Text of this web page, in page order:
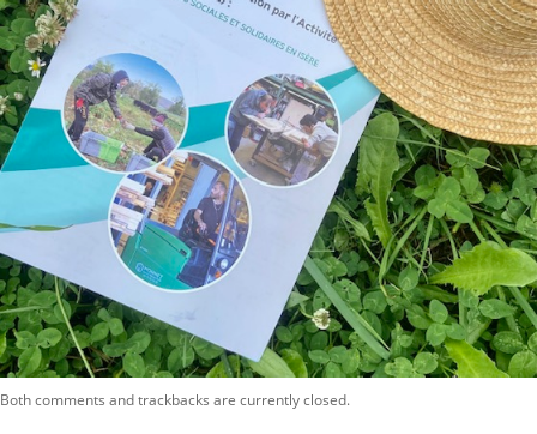
Both comments and trackbacks are currently closed.